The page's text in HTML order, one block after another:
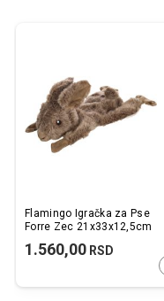
Flamingo Igračka za Pse
Forre Zec 21x33x12,5cm
1.560,00 RSD